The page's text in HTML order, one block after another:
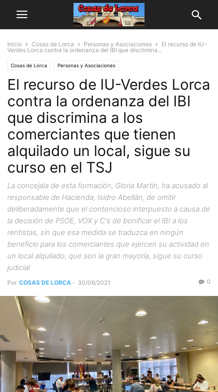
Inicio Cosas de Lorca Personas y Asociaciones
El recurso de IU-
Verdes Lorca contra la ordenanza del IBI que discrimina...
Cosas de Lorca Personas y Asociaciones
El recurso de IU-Verdes Lorca
contra la ordenanza del IBI
que discrimina a los
comerciantes que tienen
alquilado un local, sigue su
curso en el TSJ
La concejala de esta formación, Gloria Martín, ha acusado al
responsable de Hacienda, Isidro Abellán, de omitir
deliberadamente que el contencioso interpuesto a causa de
la decisión de PSOE, VOX y C's de bonificar el IBI a los
rentistas, sin que esa medida se traduzca en ningún
beneficio para los comerciantes que ejercen su actividad en
un local alquilado, que son la gran mayoría, sigue su curso
judicial
Por COSAS DE LORCA - 30/06/2021 0